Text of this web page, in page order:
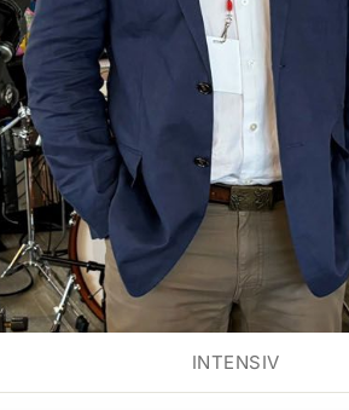
INTENSIV